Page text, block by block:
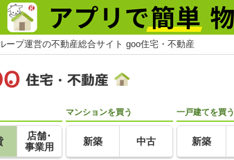
ープ運営の不動産総合サイト goo住宅・不動産
店舗･
事業用
マンションを買う
新築 中古
一戸建てを買う
新築